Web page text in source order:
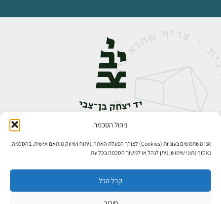
ניהול הסכמה
אנו משתמשים בעוגיות (Cookies) לצורך הפעלת האתר, ניתוח ושיווק מותאם אישית. בהסכמה,
נאסוף נתוני שימוש; ניתן לנהל או למשוך הסכמה בכל עת.
קבל הכל
אבן גבירול 14, רחביה, ירושלים